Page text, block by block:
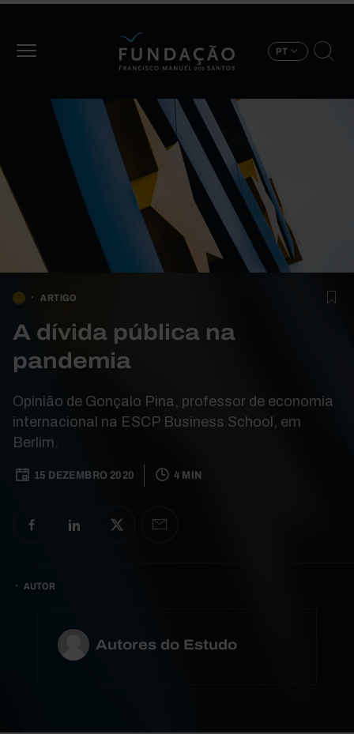
PT
ARTIGO
A dívida pública na
pandemia
Opinião de Gonçalo Pina, professor de economia
internacional na ESCP Business School, em
Berlim.
15 DEZEMBRO 2020 4 MIN
AUTOR
Autores do Estudo